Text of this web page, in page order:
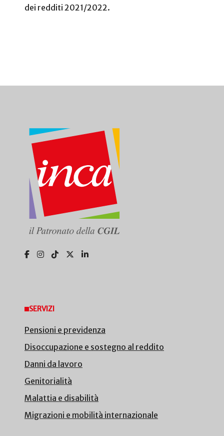
dei redditi 2021/2022.
SERVIZI
Pensioni e previdenza
Disoccupazione e sostegno al reddito
Danni da lavoro
Genitorialità
Malattia e disabilità
Migrazioni e mobilità internazionale